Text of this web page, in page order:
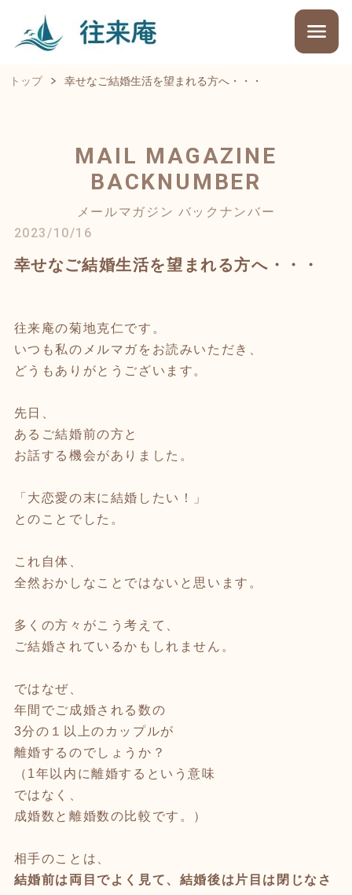
トップ 幸せなご結婚生活を望まれる方へ・・・
MAIL MAGAZINE
BACKNUMBER
メールマガジン バックナンバー
2023/10/16
幸せなご結婚生活を望まれる方へ・・・
往来庵の菊地克仁です。
いつも私のメルマガをお読みいただき、
どうもありがとうございます。
先日、
あるご結婚前の方と
お話する機会がありました。
「大恋愛の末に結婚したい！」
とのことでした。
これ自体、
全然おかしなことではないと思います。
多くの方々がこう考えて、
ご結婚されているかもしれません。
ではなぜ、
年間でご成婚される数の
3分の１以上のカップルが
離婚するのでしょうか？
（1年以内に離婚するという意味
ではなく、
成婚数と離婚数の比較です。）
相手のことは、
結婚前は両目でよく見て、結婚後は片目は閉じなさ